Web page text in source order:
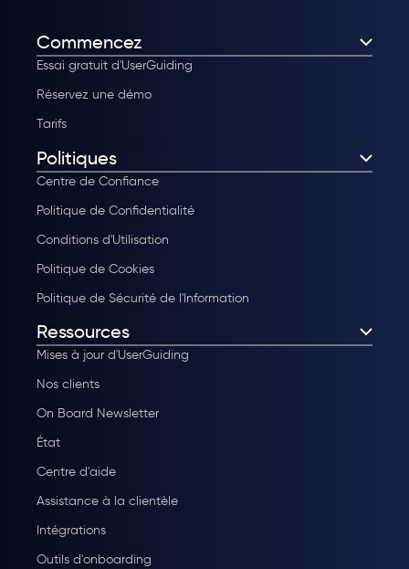
Commencez
Essai gratuit d'UserGuiding
Réservez une démo
Tarifs
Politiques
Centre de Confiance
Politique de Confidentialité
Conditions d'Utilisation
Politique de Cookies
Politique de Sécurité de l'Information
Ressources
Mises à jour d'UserGuiding
Nos clients
On Board Newsletter
État
Centre d'aide
Assistance à la clientèle
Intégrations
Outils d'onboarding